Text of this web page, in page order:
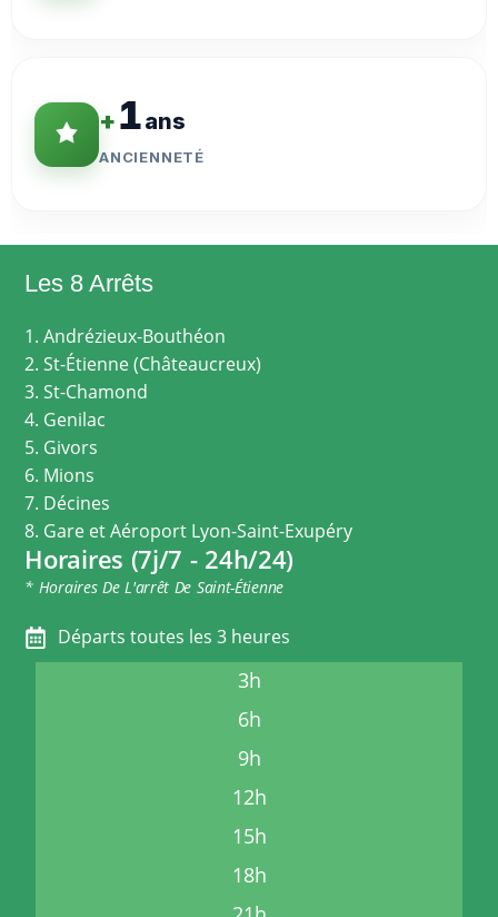
+1ans
ANCIENNETÉ
Les 8 Arrêts
1. Andrézieux-Bouthéon
2. St-Étienne (Châteaucreux)
3. St-Chamond
4. Genilac
5. Givors
6. Mions
7. Décines
8. Gare et Aéroport Lyon-Saint-Exupéry
Horaires (7j/7 - 24h/24)
* Horaires De L'arrêt De Saint-Étienne
Départs toutes les 3 heures
3h
6h
9h
12h
15h
18h